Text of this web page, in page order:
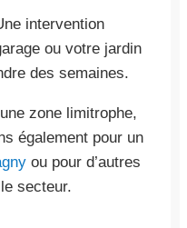
intervention
ou votre jardin
des semaines.
zone limitrophe,
également pour un
ou pour d’autres
secteur.